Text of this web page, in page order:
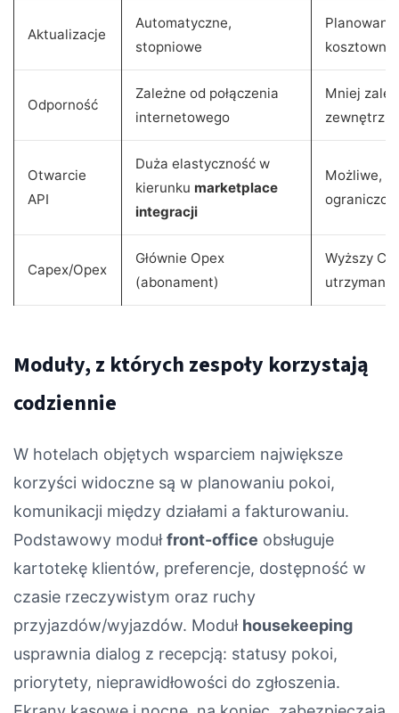
Aktualizacje
Automatyczne,
stopniowe
kosztowne
Odporność
Zależne od połączenia
internetowego
Mniej
Otwarcie
API
Duża elastyczność w
kierunku marketplace
integracji
Możliwe,
Capex/Opex
Głównie Opex
(abonament)
Wyższy
utrzymania
Moduły, z których zespoły korzystają
codziennie
W hotelach objętych wsparciem największe
korzyści widoczne są w planowaniu pokoi,
komunikacji między działami a fakturowaniu.
Podstawowy modułfront-office obsługuje
kartotekę klientów, preferencje, dostępność w
czasie rzeczywistym oraz ruchy
przyjazdów/wyjazdów. Moduł housekeeping
usprawnia dialog z recepcją: statusy pokoi,
priorytety, nieprawidłowości do zgłoszenia.